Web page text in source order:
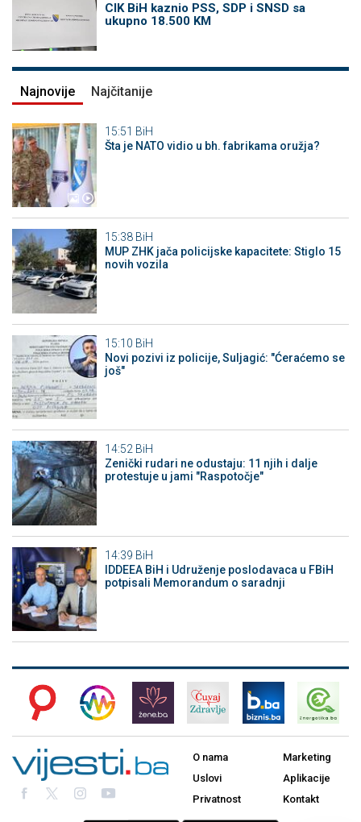
CIK BiH kaznio PSS, SDP i SNSD sa
ukupno 18.500 KM
Najnovije Najčitanije
15:51 BiH
Šta je NATO vidio u bh. fabrikama oružja?
15:38 BiH
MUP ZHK jača policijske kapacitete: Stiglo 15
novih vozila
15:10 BiH
Novi pozivi iz policije, Suljagić: "Ćeraćemo se
još"
14:52 BiH
Zenički rudari ne odustaju: 11 njih i dalje
protestuje u jami "Raspotočje"
14:39 BiH
IDDEEA BiH i Udruženje poslodavaca u FBiH
potpisali Memorandum o saradnji
O nama
Uslovi
Privatnost
Marketing
Aplikacije
Kontakt